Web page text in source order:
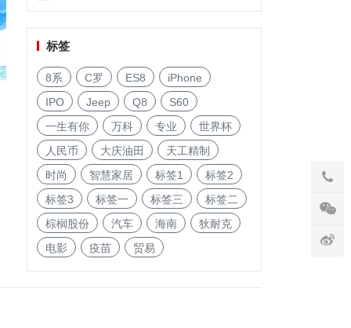
标签
8系 C罗 ES8
iPhone
IPO
Jeep Q8
S60
一生有你
万科 专业
世界杯
人民币
大庆油田
天工精制
时尚
智慧家居 标签1
标签2
标签3
标签一 标签三
标签二
棕榈股份
汽车 海南
狄耐克
电影
疫苗 贸易